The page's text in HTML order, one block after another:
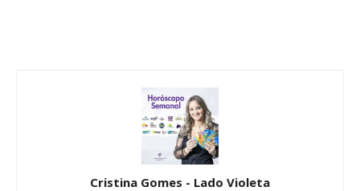
Cristina Gomes - Lado Violeta